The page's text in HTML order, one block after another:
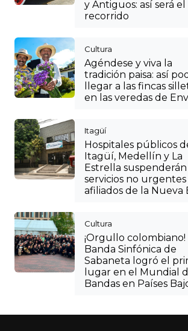
Banda Sinfónica de
Sabaneta logró el
lugar en el Mundial
Bandas en Países
Buscar